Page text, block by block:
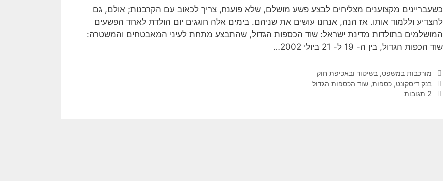
כשעבריינים מקצוענים מצליחים לבצע פשע מושלם, שלא פוענח, צריך לכאוב עם הקרבנות; אולם, גם
להצדיע וללמוד אותו. אז הנה, אנחנו עושים את שניהם. בימים אלה חוגגים יום הולדת לאחד הפשעים
המושלמים בתולדות מדינת ישראל: שוד הכספות הגדול, שהתבצע מתחת לעיני המאבטחים והמשטרה:
שוד הכפות הגדול, בין ה- 19 ל- 21 ביולי 2002…
קטגוריות
מורכבות במשפט, בשיטור ובאכיפת חוק
תגיות
בנק דיסקונט, כספות, שוד הכספות הגדול
2 תגובות